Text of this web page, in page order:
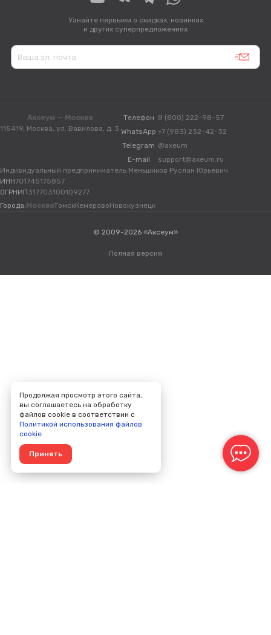
Узнайте первыми о скидках, новинках
и других суперпредложениях
Аксеум — Москва
115419, Москва, ул. Вавилова, д. 3
Телефон 8 (800) 222-98-57
WhatsApp +7 (983) 232-42-32
Telegram @axeum
E-mail
support@axeum.ru
Индивидуальный предприниматель Меньшиков Руслан Юрьевич
ИНН701745175857
ОГРНИП317703100109277
Города: МоскваТомскКемеровоНовокузнецк
© 2009-2026 «Аксеум»
Полная версия
Продолжая просмотр этого сайта,
вы соглашаетесь на обработку
файлов cookie в соответствии с
Политикой использования файлов
cookie
Принять